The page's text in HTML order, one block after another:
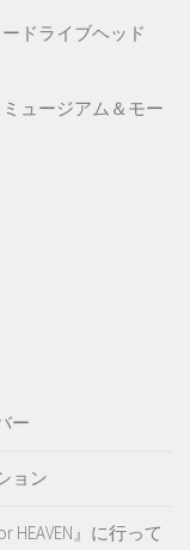
ドライブヘッド
ュージアム＆モー
ー
ョン
HEAVEN』に行って